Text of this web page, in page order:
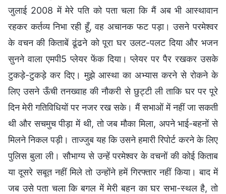
जुलाई 2008 में मेरे पति को पता चला कि मैं अब भी आस्थावान
रहकर कर्तव्य निभा रही हूँ, वह अचानक फट पड़ा। उसने परमेश्वर
के वचन की किताबें ढूंढने को पूरा घर उलट-पलट दिया और भजन
सुनने वाला एमपी5 प्लेयर फेंक दिया। प्लेयर पर पैर रखकर उसके
टुकड़े-टुकड़े कर दिए। मुझे आस्था का अभ्यास करने से रोकने के
लिए उसने ऊँची तनख्वाह की नौकरी से छुट्टी ली ताकि घर पर पूरे
दिन मेरी गतिविधियों पर नजर रख सके। मैं सभाओं में नहीं जा सकती
थी और सचमुच पीड़ा में थी, तो जब मौका मिला, अपने भाई-बहनों से
मिलने निकल पड़ी। ताज्जुब यह कि उसने हमारी रिपोर्ट करने के लिए
पुलिस बुला ली। सौभाग्य से उन्हें परमेश्वर के वचनों की कोई किताब
या दूसरे सबूत नहीं मिले तो उन्होंने हमें गिरफ्तार नहीं किया। बाद में
जब उसे पता चला कि बगल में मेरी बहन का घर सभा-स्थल है, तो